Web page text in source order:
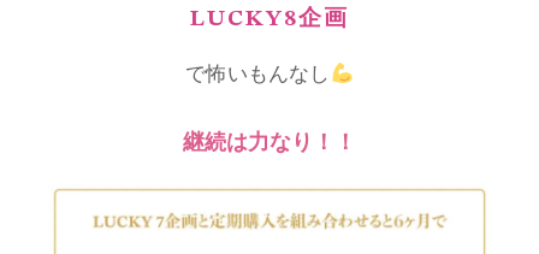
LUCKY8企画
で怖いもんなし
継続は力なり！！